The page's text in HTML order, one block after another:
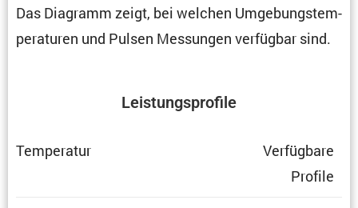
Das Diagramm zeigt, bei welchen Umgebungs­tem­
pe­ra­turen und Pulsen Messungen verfügbar sind.
Leistungs­pro­file
Tempe­ratur
Verfüg­bare
Profile